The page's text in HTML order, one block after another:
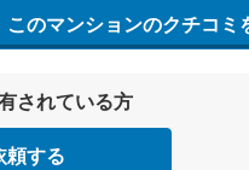
このマンションのクチコミ
されている方
頼する